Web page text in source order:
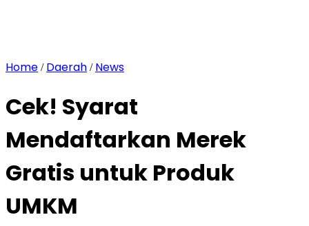
Home / Daerah / News
Cek! Syarat
Mendaftarkan Merek
Gratis untuk Produk
UMKM